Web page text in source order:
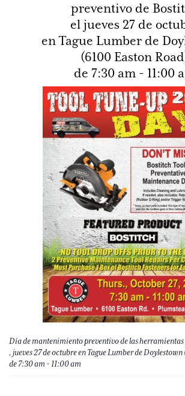
preventivo de
el jueves 27 de
en Tague Lumber de
(6100 Easton
de 7:30 am - 11:00
Día de mantenimiento preventivo de las
, jueves 27 de octubre en Tague Lumber de
de 7:30 am - 11:00 am